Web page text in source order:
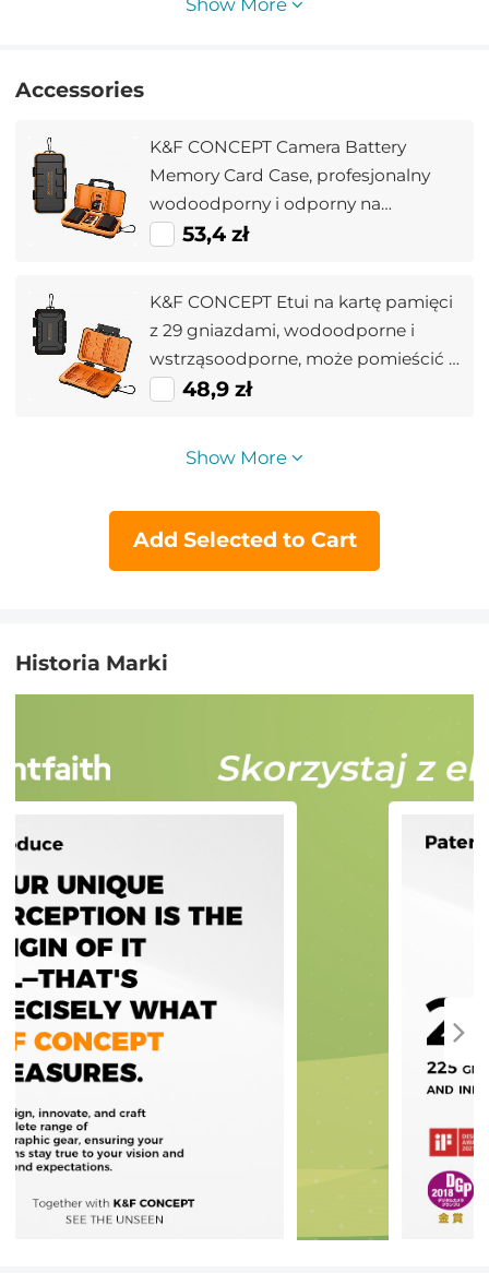
Accessories
K&F CONCEPT Camera Battery
Memory Card Case, profesjonalny
wodoodporny i odporny na
wstrząsy, z kieszenią na kartę do
suchych baterii, 2 karty CF lub 2 karty
XQD, 4 karty SD i 6 kart T
53,4 zł
K&F CONCEPT Etui na kartę pamięci
z 29 gniazdami, wodoodporne i
wstrząsoodporne, może pomieścić 4
karty CF lub 4 XQD, 4 karty SD, 12 TF,
48,9 zł
Show More
Add Selected to Cart
Historia Marki